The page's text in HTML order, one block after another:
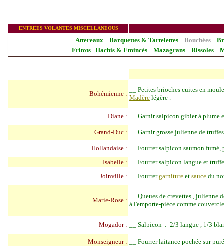
ENTREES VOLANTES MISCELLANEOUS
Attereaux Barquettes & Tartelettes Bouchées
Fritots
Hachis & Emincés Mazagrans Rissoles
Bohémienne :
Petites brioches cuites en
Madère légère .
Diane : Garnir salpicon gibier à plume
Grand-Duc : Garnir grosse julienne de
Hollandaise :
Fourrer salpicon saumon fumé,
Isabelle :
Fourrer salpicon langue et
Joinville :
Fourrergarniture et sauce du
Marie-Rose :
Queues de crevettes , julienne
à l'emporte-pièce comme
Mogador : Salpicon : 2/3 langue , 1/3
Monseigneur :
Fourrer laitance pochée sur